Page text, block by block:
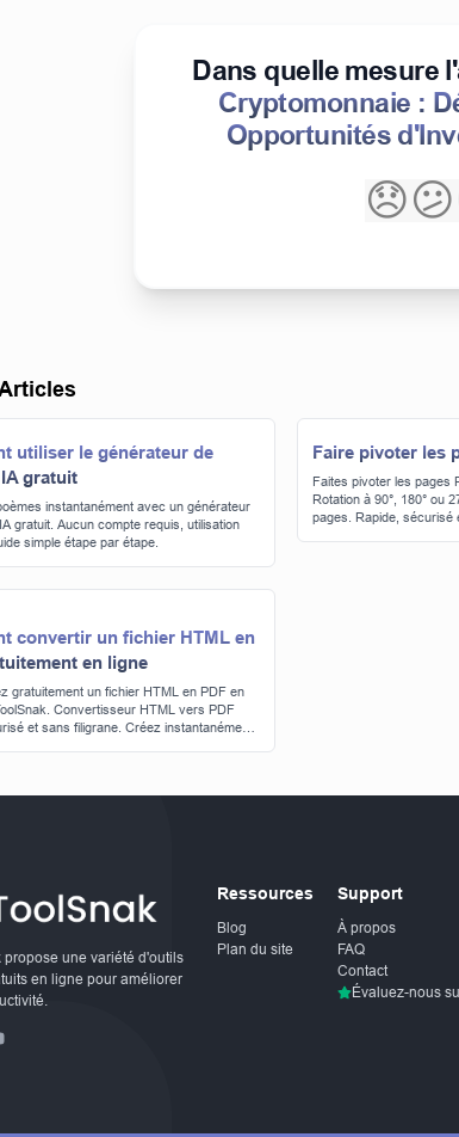
Dans quelle mesure
Cryptomonnaie :
Opportunités
😞😕
utiliser le générateur de
gratuit
instantanément avec un générateur
gratuit. Aucun compte requis, utilisation
simple étape par étape.
Faire pivoter les
Faites pivoter les pages
Rotation à 90°, 180° ou
pages. Rapide, sécurisé
convertir un fichier HTML en
en ligne
gratuitement un fichier HTML en PDF en
Convertisseur HTML vers PDF
et sans filigrane. Créez instantanément
propose une variété d'outils
en ligne pour améliorer
Ressources
Blog
Plan du site
Support
À propos
FAQ
Contact
Évaluez-nous